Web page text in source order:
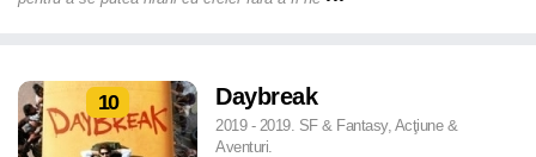
10 Daybreak
2019 - 2019. SF & Fantasy, Acţiune &
Aventuri.